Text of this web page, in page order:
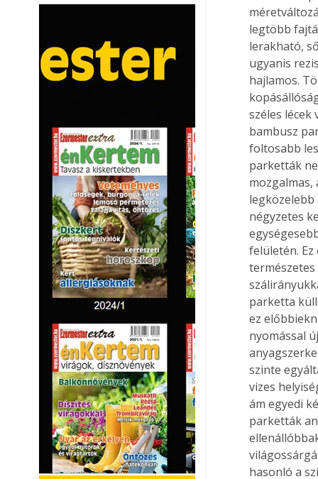
Utóérik eközben, de nem lesz
olyan ízű, mint amit a saját
kertünkben, biológiai
tárolható h
legtöbb
lerakható,
ugyanis
hajlamos.
széles
bambusz
foltosabb
parketták
mozgalmas,
négyzetes
felületén.
parketta
ez
nyomással
szinte
vizes
ám egyedi
parketták
hasonló a